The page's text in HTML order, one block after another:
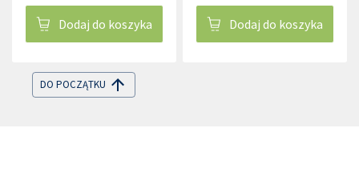
Dodaj do koszyka Dodaj do koszyka
DO POCZĄTKU